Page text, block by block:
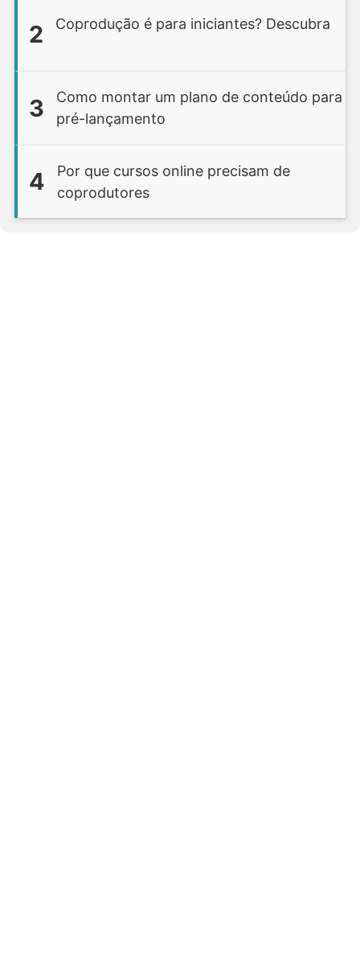
2 Coprodução é para iniciantes? Descubra
3
Como montar um plano de conteúdo para
pré-lançamento
4
Por que cursos online precisam de
coprodutores